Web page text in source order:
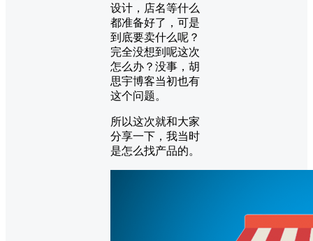
设计，店名等什么
都准备好了，可是
到底要卖什么呢？
完全没想到呢这次
怎么办？没事，胡
思宇博客当初也有
这个问题。
所以这次就和大家
分享一下，我当时
是怎么找产品的。